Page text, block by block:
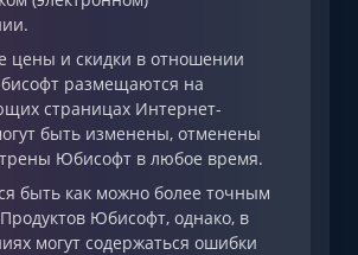
цены и скидки в отношении
размещаются на
страницах Интернет-
быть изменены, отменены
Юбисофт в любое время.
быть как можно более точным
Юбисофт, однако, в
могут содержаться ошибки